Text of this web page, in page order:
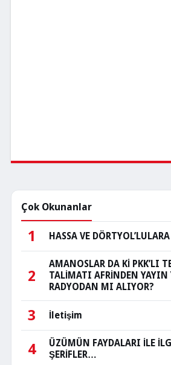
Çok Okunanlar
1 HASSA VE
2
AMANOSLAR DA Kİ PKK’LI
TALİMATI AFRİNDEN YAYIN
RADYODAN MI ALIYOR?
3 İletişim
4
ÜZÜMÜN FAYDALARI İLE
ŞERİFLER…